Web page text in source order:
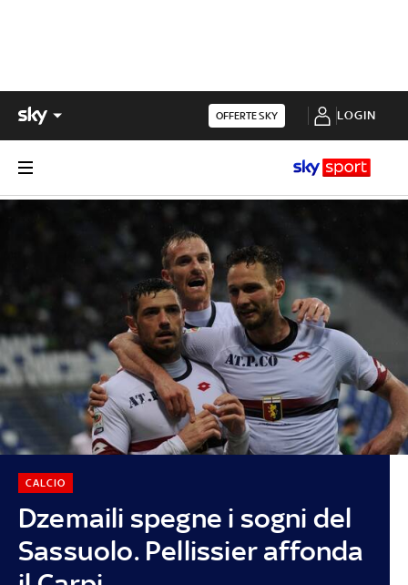
OFFERTE SKY LOGIN
Dzemaili spegne i sogni del
Sassuolo. Pellissier affonda
CALCIO